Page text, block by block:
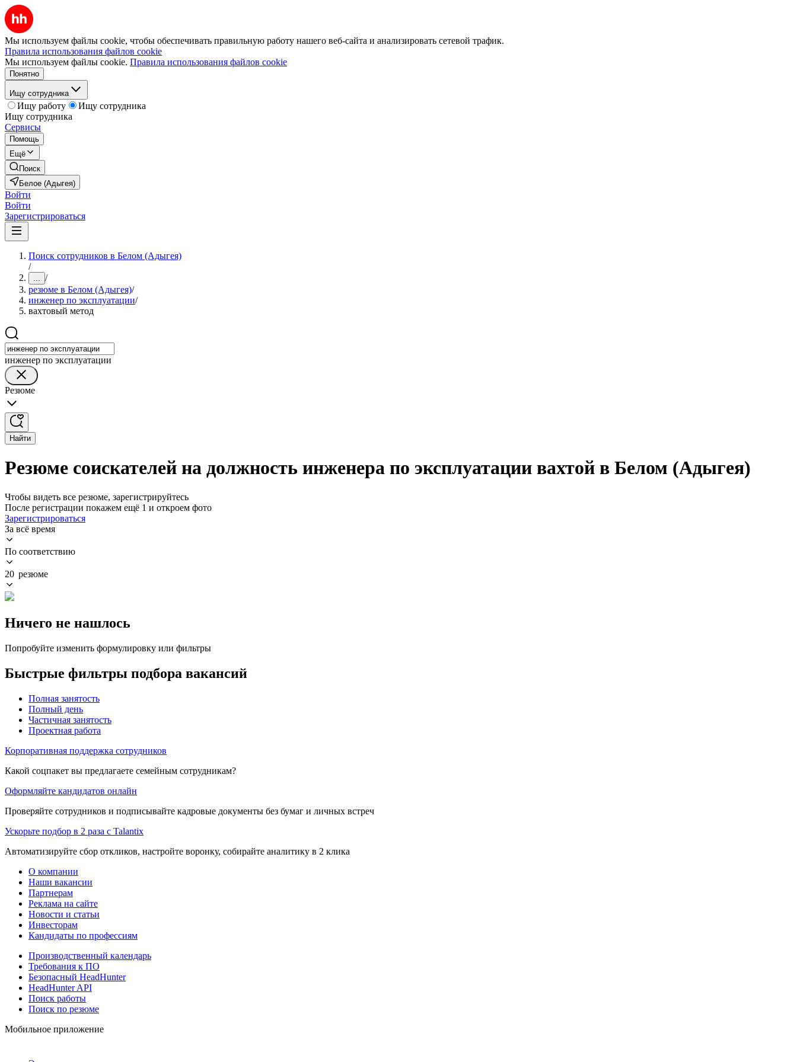
Мы используем файлы cookie, чтобы обеспечивать правильную работу нашего веб-сайта и анализировать сетевой трафик.
Правила использования файлов cookie
Мы используем файлы cookie. Правила использования файлов cookie
Понятно
Ищу сотрудника
Ищу работу
Ищу сотрудника
Ищу сотрудника
Сервисы
Помощь
Ещё
Поиск
Белое (Адыгея)
Войти
Войти
Зарегистрироваться
Поиск сотрудников в Белом (Адыгея)
/
... /
резюме в Белом (Адыгея)/
инженер по эксплуатации/
вахтовый метод
инженер по эксплуатации
Резюме
Найти
Резюме соискателей на должность инженера по эксплуатации вахтой в Белом (Адыгея)
Чтобы видеть все резюме, зарегистрируйтесь
После регистрации покажем ещё 1 и откроем фото
Зарегистрироваться
За всё время
По соответствию
20 резюме
Ничего не нашлось
Попробуйте изменить формулировку или фильтры
Быстрые фильтры подбора вакансий
Полная занятость
Полный день
Частичная занятость
Проектная работа
Корпоративная поддержка сотрудников
Какой соцпакет вы предлагаете семейным сотрудникам?
Оформляйте кандидатов онлайн
Проверяйте сотрудников и подписывайте кадровые документы без бумаг и личных встреч
Ускорьте подбор в 2 раза с Talantix
Автоматизируйте сбор откликов, настройте воронку, собирайте аналитику в 2 клика
О компании
Наши вакансии
Партнерам
Реклама на сайте
Новости и статьи
Инвесторам
Кандидаты по профессиям
Производственный календарь
Требования к ПО
Безопасный HeadHunter
HeadHunter API
Поиск работы
Поиск по резюме
Мобильное приложение